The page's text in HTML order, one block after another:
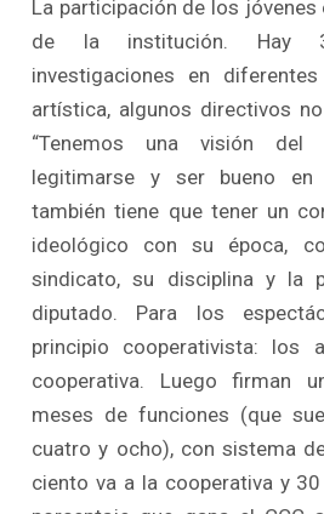
La participación de los
de la institución. Hay
investigaciones en
artística, algunos directivos
“Tenemos una visión
legitimarse y ser bueno en
también tiene que tener un
ideológico con su época,
sindicato, su disciplina y la
diputado. Para los
principio cooperativista: los
cooperativa. Luego firman
meses de funciones (que
cuatro y ocho), con sistema
ciento va a la cooperativa y